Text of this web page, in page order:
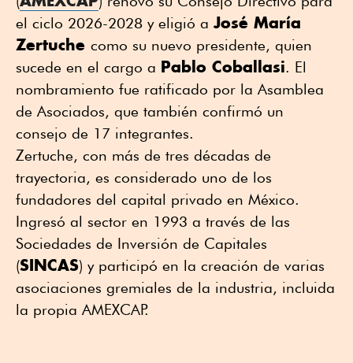
el ciclo 2026-2028 y eligió a José María
Zertuche como su nuevo presidente, quien
sucede en el cargo a Pablo Coballasi. El
nombramiento fue ratificado por la Asamblea
de Asociados, que también confirmó un
consejo de 17 integrantes.
Zertuche, con más de tres décadas de
trayectoria, es considerado uno de los
fundadores del capital privado en México.
Ingresó al sector en 1993 a través de las
Sociedades de Inversión de Capitales
(SINCAS) y participó en la creación de varias
asociaciones gremiales de la industria, incluida
la propia AMEXCAP.